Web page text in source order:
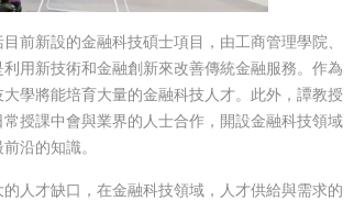
前新設的金融科技碩士項目，由工商管理學院、
用新技術和金融創新來改善傳統金融服務。作為
學將能培育大量的金融科技人才。此外，譚教授
授課中會與業界的人士合作，開設金融科技領域
沿的知識。
人才缺口，在金融科技領域，人才供給與需求的